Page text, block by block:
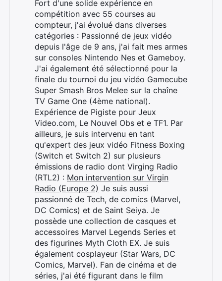
Fort d'une solide expérience en
compétition avec 55 courses au
compteur, j'ai évolué dans diverses
catégories : Passionné de jeux vidéo
depuis l'âge de 9 ans, j'ai fait mes armes
sur consoles Nintendo Nes et Gameboy.
J'ai également été sélectionné pour la
finale du tournoi du jeu vidéo Gamecube
Super Smash Bros Melee sur la chaîne
TV Game One (4ème national).
Expérience de Pigiste pour Jeux
Video.com, Le Nouvel Obs et e TF1. Par
ailleurs, je suis intervenu en tant
qu'expert des jeux vidéo Fitness Boxing
(Switch et Switch 2) sur plusieurs
émissions de radio dont Virging Radio
(RTL2) : Mon intervention sur Virgin
Radio (Europe 2) Je suis aussi
passionné de Tech, de comics (Marvel,
DC Comics) et de Saint Seiya. Je
possède une collection de casques et
accessoires Marvel Legends Series et
des figurines Myth Cloth EX. Je suis
également cosplayeur (Star Wars, DC
Comics, Marvel). Fan de cinéma et de
séries, j'ai été figurant dans le film